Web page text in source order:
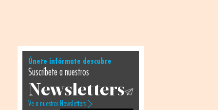
Únete infórmate descubre
Suscríbete a nuestros
Newsletters
Ve a nuestros Newsletters